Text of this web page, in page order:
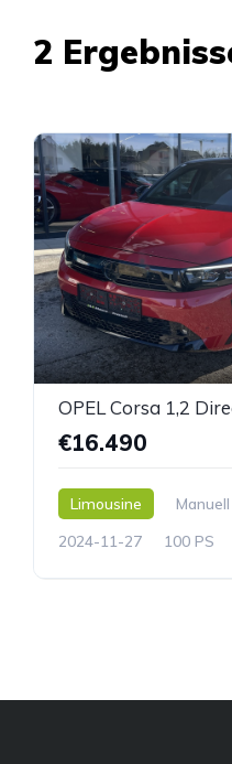
2
€16.490
Limousine Manuell
2024-11-27
100 PS